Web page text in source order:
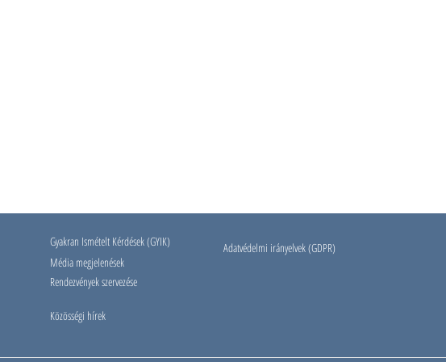
Gyakran Ismételt Kérdések (GYIK)
Média megjelenések
Rendezvények szervezése
Közösségi hírek
Adatvédelmi irányelvek (GDPR)